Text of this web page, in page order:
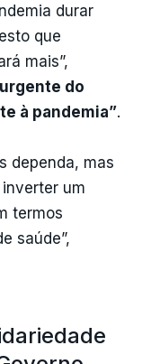
durar
que
mais”,
do
à pandemia”.
dependa, mas
um
termos
saúde”,